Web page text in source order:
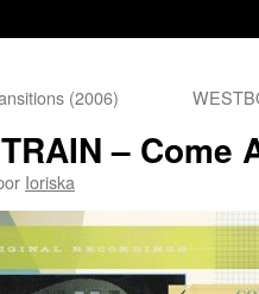
(2006)
– Come
Ioriska